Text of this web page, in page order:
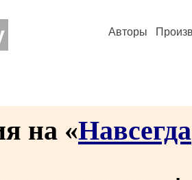
Авторы
на «Навсегда